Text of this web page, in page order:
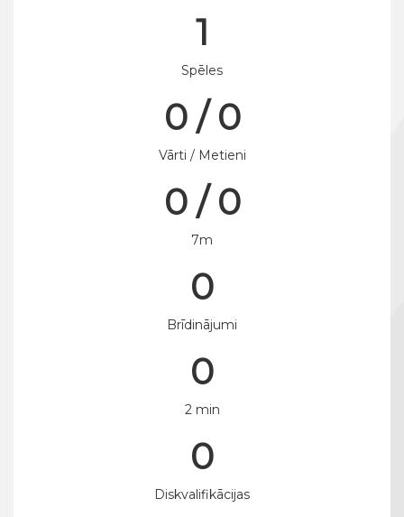
1
Spēles
0 / 0
Vārti / Metieni
0 / 0
7m
0
Brīdinājumi
0
2 min
0
Diskvalifikācijas